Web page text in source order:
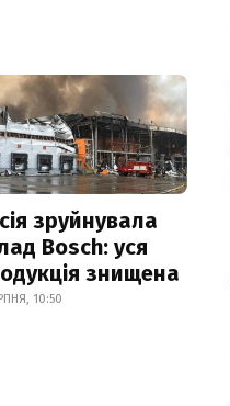
зруйнувала
Bosch: уся
знищена
10:50